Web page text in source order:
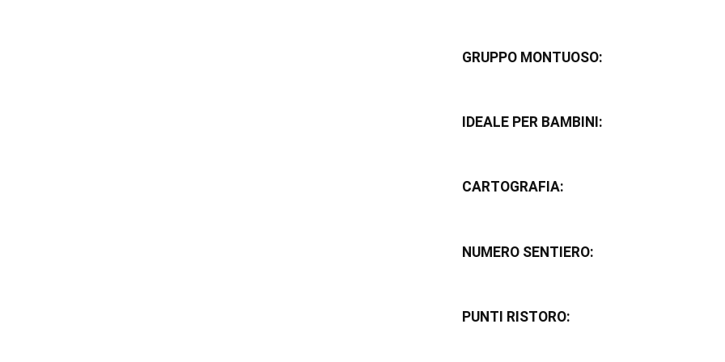
GRUPPO MONTUOSO:
IDEALE PER BAMBINI:
CARTOGRAFIA:
NUMERO SENTIERO:
PUNTI RISTORO: